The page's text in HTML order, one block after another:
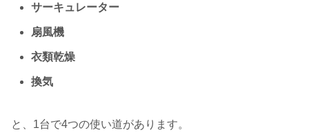
サーキュレーター
扇風機
衣類乾燥
換気
と、1台で4つの使い道があります。